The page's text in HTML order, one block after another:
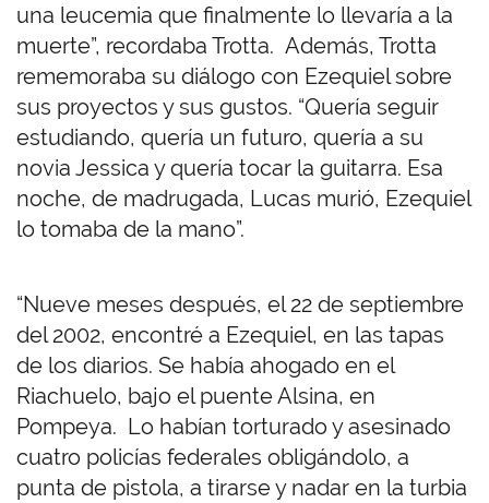
una leucemia que finalmente lo llevaría a la
muerte”, recordaba Trotta. Además, Trotta
rememoraba su diálogo con Ezequiel sobre
sus proyectos y sus gustos. “Quería seguir
estudiando, quería un futuro, quería a su
novia Jessica y quería tocar la guitarra. Esa
noche, de madrugada, Lucas murió, Ezequiel
lo tomaba de la mano”.
“Nueve meses después, el 22 de septiembre
del 2002, encontré a Ezequiel, en las tapas
de los diarios. Se había ahogado en el
Riachuelo, bajo el puente Alsina, en
Pompeya. Lo habían torturado y asesinado
cuatro policías federales obligándolo, a
punta de pistola, a tirarse y nadar en la turbia